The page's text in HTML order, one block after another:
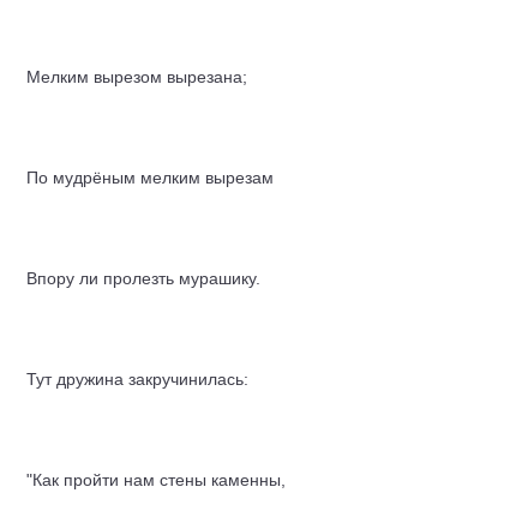
Мелким вырезом вырезана;
По мудрёным мелким вырезам
Впору ли пролезть мурашику.
Тут дружина закручинилась:
"Как пройти нам стены каменны,